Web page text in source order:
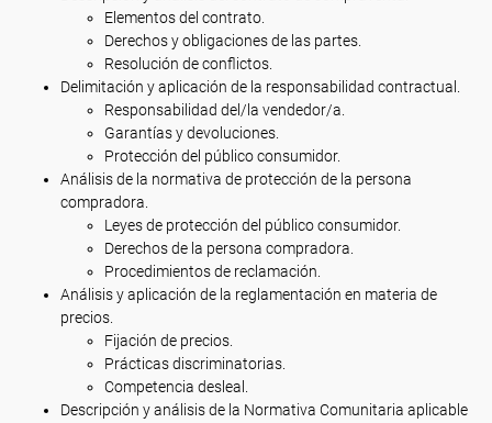
Elementos del contrato.
Derechos y obligaciones de las partes.
Resolución de conflictos.
Delimitación y aplicación de la responsabilidad contractual.
Responsabilidad del/la vendedor/a.
Garantías y devoluciones.
Protección del público consumidor.
Análisis de la normativa de protección de la persona
compradora.
Leyes de protección del público consumidor.
Derechos de la persona compradora.
Procedimientos de reclamación.
Análisis y aplicación de la reglamentación en materia de
precios.
Fijación de precios.
Prácticas discriminatorias.
Competencia desleal.
Descripción y análisis de la Normativa Comunitaria aplicable